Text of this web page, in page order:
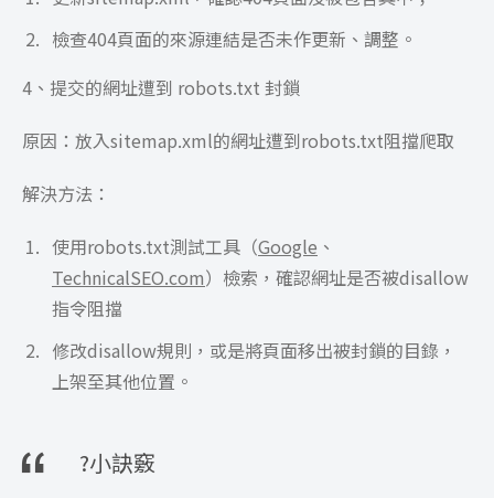
檢查404頁面的來源連結是否未作更新、調整。
4、提交的網址遭到 robots.txt 封鎖
原因：放入sitemap.xml的網址遭到robots.txt阻擋爬取
解決方法：
使用robots.txt測試工具（Google 、
TechnicalSEO.com）檢索，確認網址是否被disallow
指令阻擋
修改disallow規則，或是將頁面移出被封鎖的目錄，
上架至其他位置。
?小訣竅